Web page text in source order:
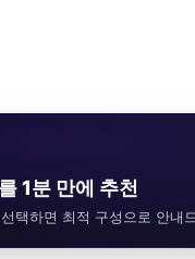
1분 만에 추천
택하면 최적 구성으로 안내